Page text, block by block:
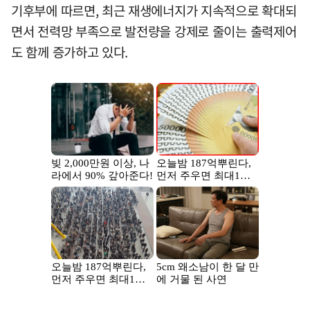
기후부에 따르면, 최근 재생에너지가 지속적으로 확대되
면서 전력망 부족으로 발전량을 강제로 줄이는 출력제어
도 함께 증가하고 있다.